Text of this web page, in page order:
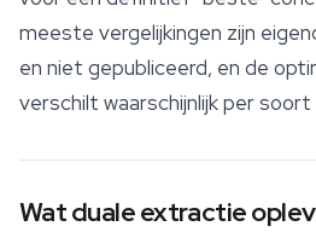
meeste vergelijkingen zijn
en niet gepubliceerd, en de
verschilt waarschijnlijk per
Wat duale extractie